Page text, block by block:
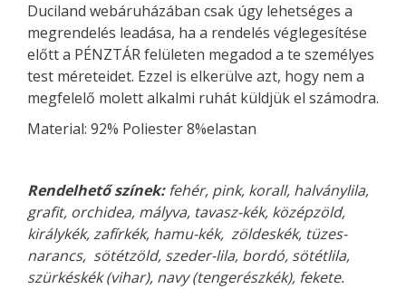
Duciland webáruházában csak úgy lehetséges a
megrendelés leadása, ha a rendelés véglegesítése
előtt a PÉNZTÁR felületen megadod a te személyes
test méreteidet. Ezzel is elkerülve azt, hogy nem a
megfelelő molett alkalmi ruhát küldjük el számodra.
Material: 92% Poliester 8%elastan
Rendelhető színek:fehér, pink, korall, halványlila,
grafit, orchidea, mályva, tavasz-kék, középzöld,
királykék, zafírkék, hamu-kék, zöldeskék, tüzes-
narancs, sötétzöld, szeder-lila, bordó, sötétlila,
szürkéskék (vihar), navy (tengerészkék), fekete.